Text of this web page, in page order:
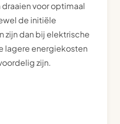
voor optimaal
de initiële
zijn dan bij elektrische
lagere energiekosten
zijn.